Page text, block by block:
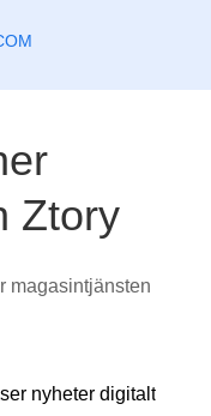
Ztory
magasintjänsten